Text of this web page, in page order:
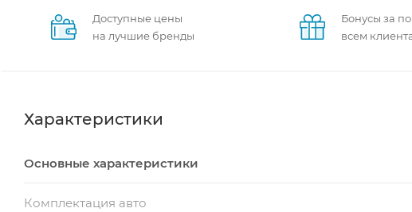
Доступные цены
на лучшие бренды
Бонусы за
всем
Характеристики
Основные характеристики
Комплектация авто